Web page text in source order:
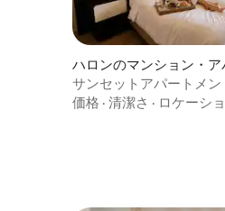
ハロンのマンション・ア
サンセットアパートメン
ーチまで1分|バスタブ
価格 · 清潔さ · ロケーシ